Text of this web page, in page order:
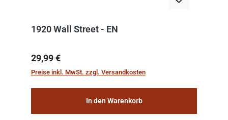
1920 Wall Street - EN
Regulärer Preis:
29,99 €
Preise inkl. MwSt. zzgl. Versandkosten
In den Warenkorb